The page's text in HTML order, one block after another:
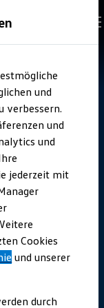
Studium
und
verbessern.
und
und
jederzeit mit
Cookies
und unserer
durch